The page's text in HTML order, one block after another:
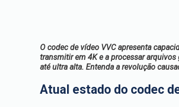
O codec de vídeo VVC apresenta
transmitir em 4K e a processar
até ultra alta. Entenda a revolução
Atual estado do codec